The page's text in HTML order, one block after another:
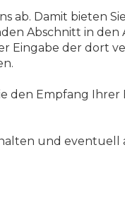
Damit bieten
Abschnitt in den
Eingabe der dort
den Empfang
und